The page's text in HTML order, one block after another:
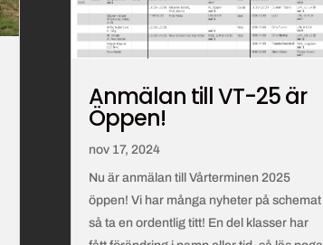
Anmälan till VT-25 är
Öppen!
nov 17, 2024
Nu är anmälan till Vårterminen 2025
öppen! Vi har många nyheter på schemat
så ta en ordentlig titt! En del klasser har